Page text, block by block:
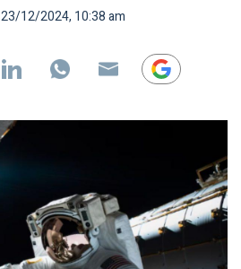
23/12/2024, 10:38 am